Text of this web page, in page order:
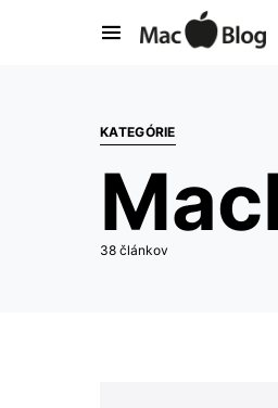
KATEGÓRIE
38 článkov